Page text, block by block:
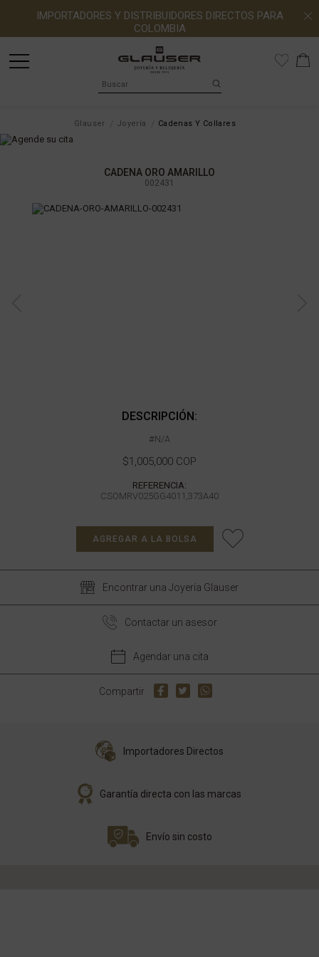
IMPORTADORES Y DISTRIBUIDORES DIRECTOS PARA
COLOMBIA
Glauser Joyería Cadenas Y Collares
CADENA ORO AMARILLO
002431
DESCRIPCIÓN:
#N/A
$1,005,000 COP
REFERENCIA:
CSOMRV025GG4011,373A40
AGREGAR A LA BOLSA
Encontrar una Joyería Glauser
Contactar un asesor
Agendar una cita
Compartir
Importadores Directos
Garantía directa con las marcas
Envío sin costo